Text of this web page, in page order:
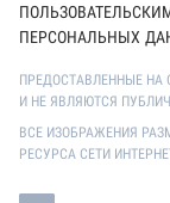
ПЕРСОНАЛЬНЫХ
ПРЕДОСТАВЛЕННЫЕ
И НЕ ЯВЛЯЮТСЯ
ВСЕ ИЗОБРАЖЕНИЯ
РЕСУРСА СЕТИ